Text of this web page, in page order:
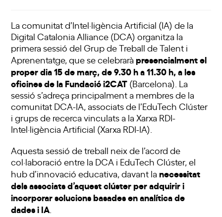
Lacomunitat d’Intel·ligència Artificial (IA) de la
Digital Catalonia Alliance (DCA) organitza la
primera sessió del Grup de Treball de Talent i
Aprenentatge, que se celebraràpresencialment el
proper dia 15 de març, de 9.30 h a 11.30 h, a les
oficines de la Fundació i2CAT (Barcelona). La
sessió s’adreça principalment a membres de la
comunitat DCA-IA, associats de l’EduTech Clúster
i grups de recerca vinculats a la Xarxa RDI-
Intel·ligència Artificial (Xarxa RDI-IA).
Aquesta sessió de treball neix de l’acord de
col·laboració entre la DCA i EduTech Clúster, el
hub d’innovació educativa, davant lanecessitat
dels associats d’aquest clúster per adquirir i
incorporar solucions basades en analítica de
dades i IA